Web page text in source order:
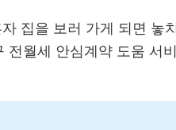
집을 보러 가게 되면 놓
전월세 안심계약 도움 서